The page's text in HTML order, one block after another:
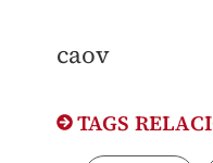
caov
TAGS